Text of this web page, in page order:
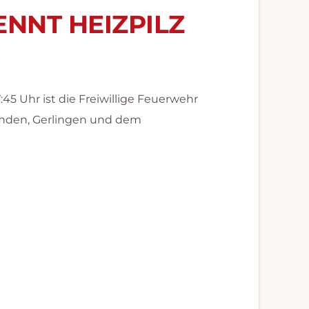
HEIZPILZ
Uhr ist die Freiwillige Feuerwehr
Gerlingen und dem